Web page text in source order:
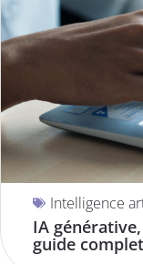
Intelligence
IA
guide complet